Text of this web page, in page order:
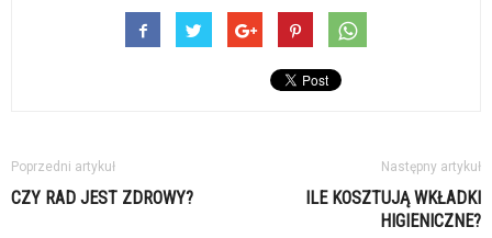
Poprzedni artykuł
CZY RAD JEST ZDROWY?
Następny artykuł
ILE KOSZTUJĄ WKŁADKI
HIGIENICZNE?